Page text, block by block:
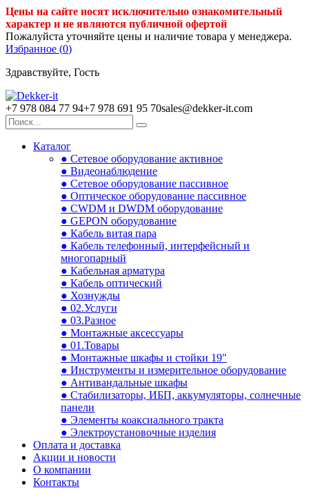
Цены на сайте носят исключительно ознакомительный
характер и не являются публичной офертой
Пожалуйста уточняйте цены и наличие товара у менеджера.
Избранное (0)
Здравствуйте, Гость
+7 978 084 77 94+7 978 691 95 70sales@dekker-it.com
Каталог
● Сетевое оборудование активное
● Видеонаблюдение
● Сетевое оборудование пассивное
● Оптическое оборудование пассивное
● CWDM и DWDM оборудование
● GEPON оборудование
● Кабель витая пара
● Кабель телефонный, интерфейсный и
многопарный
● Кабельная арматура
● Кабель оптический
● Хознужды
● 02.Услуги
● 03.Разное
● Монтажные аксессуары
● 01.Товары
● Монтажные шкафы и стойки 19"
● Инструменты и измерительное оборудование
● Антивандальные шкафы
● Стабилизаторы, ИБП, аккумуляторы, солнечные
панели
● Элементы коаксиального тракта
● Электроустановочные изделия
Оплата и доставка
Акции и новости
О компании
Контакты